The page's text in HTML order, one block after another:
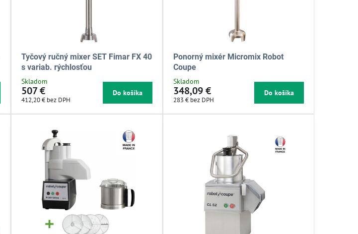
Tyčový ručný mixer SET Fimar FX 40
s variab. rýchlosťou
Skladom
507 €
412,20 € bez DPH
Do košíka
Ponorný mixér Micromix Robot
Coupe
Skladom
348,09 €
283 € bez DPH
Do košíka